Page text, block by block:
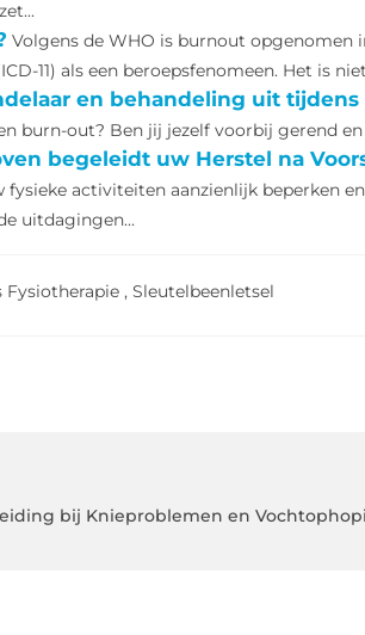
Volgens de WHO is burnout opgenomen
11) als een beroepsfenomeen. Het is
en behandeling uit
burn-out? Ben jij jezelf voorbij gerend en
begeleidt uw Herstel na
fysieke activiteiten aanzienlijk beperken
uitdagingen...
Fysiotherapie , Sleutelbeenletsel
bij Knieproblemen en